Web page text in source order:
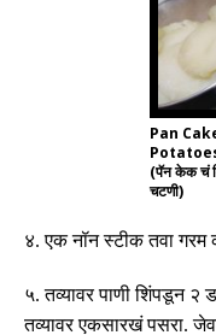
Pan
(पॅन केक चं
चटणी)
४.एक नॉन स्टीक तवा गरम
५.तव्यावर पाणी शिंपडून २
तव्यावर एकसारखं पसरा.